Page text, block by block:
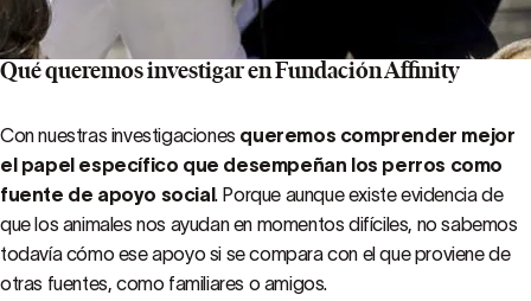
Qué queremos investigar en Fundación Affinity
Con nuestras investigaciones queremos comprender mejor
el papel específico que desempeñan los perros como
fuente de apoyo social. Porque aunque existe evidencia de
que los animales nos ayudan en momentos difíciles, no sabemos
todavía cómo ese apoyo si se compara con el que proviene de
otras fuentes, como familiares o amigos.